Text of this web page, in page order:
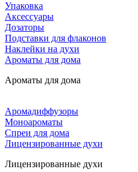
Упаковка
Аксессуары
Дозаторы
Подставки для флаконов
Наклейки на духи
Ароматы для дома
Ароматы для дома
Аромадиффузоры
Моноароматы
Спреи для дома
Лицензированные духи
Лицензированные духи